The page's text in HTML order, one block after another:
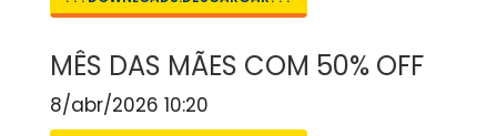
MÊS DAS MÃES COM 50% OFF
8/abr/2026 10:20